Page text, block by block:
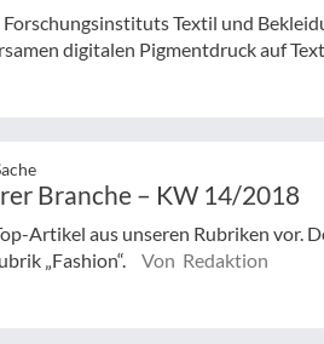
Textil und
digitalen Pigmentdruck auf
Branche – KW 14/2018
Artikel aus unseren Rubriken vor.
„Fashion“.
Von Redaktion